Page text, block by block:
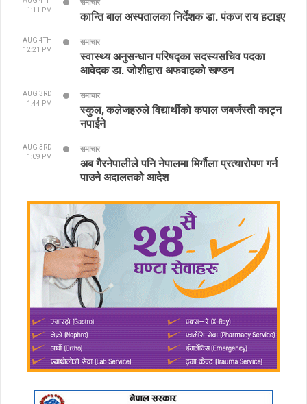
1:11 PM
समाचार
कान्ति बाल अस्पतालका निर्देशक डा. पंकज राय हटाइए
AUG 4TH
12:21 PM
समाचार
स्वास्थ्य अनुसन्धान परिषद्का सदस्यसचिव पदका
आवेदक डा. जोशीद्वारा अफवाहको खण्डन
AUG 3RD
1:44 PM
समाचार
स्कुल, कलेजहरुले विद्यार्थीको कपाल जबर्जस्ती काट्न
नपाईने
AUG 3RD
1:09 PM
समाचार
अब गैरनेपालीले पनि नेपालमा मिर्गौला प्रत्यारोपण गर्न
पाउने अदालतको आदेश